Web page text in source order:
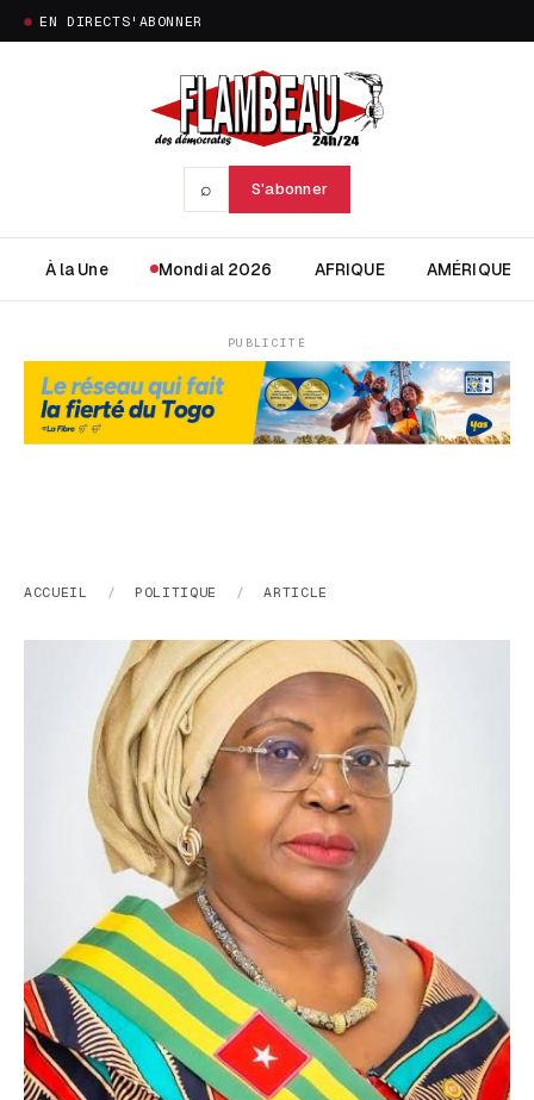
EN DIRECTS'ABONNER
⌕ S'abonner
À la Une Mondial 2026 AFRIQUE AMÉRIQUE
PUBLICITÉ
ACCUEIL / POLITIQUE / ARTICLE